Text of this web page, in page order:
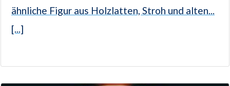
ähnliche Figur aus Holzlatten, Stroh und alten...
[...]